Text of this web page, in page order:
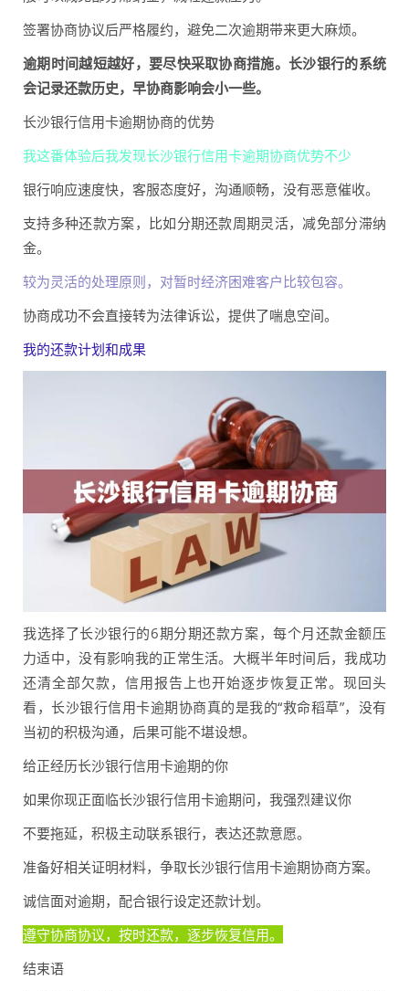
签署协商协议后严格履约，避免二次逾期带来更大麻烦。
逾期时间越短越好，要尽快采取协商措施。长沙银行的系统
会记录还款历史，早协商影响会小一些。
长沙银行信用卡逾期协商的优势
我这番体验后我发现长沙银行信用卡逾期协商优势不少
银行响应速度快，客服态度好，沟通顺畅，没有恶意催收。
支持多种还款方案，比如分期还款周期灵活，减免部分滞纳
金。
较为灵活的处理原则，对暂时经济困难客户比较包容。
协商成功不会直接转为法律诉讼，提供了喘息空间。
我的还款计划和成果
我选择了长沙银行的6期分期还款方案，每个月还款金额压
力适中，没有影响我的正常生活。大概半年时间后，我成功
还清全部欠款，信用报告上也开始逐步恢复正常。现回头
看，长沙银行信用卡逾期协商真的是我的“救命稻草”，没有
当初的积极沟通，后果可能不堪设想。
给正经历长沙银行信用卡逾期的你
如果你现正面临长沙银行信用卡逾期问，我强烈建议你
不要拖延，积极主动联系银行，表达还款意愿。
准备好相关证明材料，争取长沙银行信用卡逾期协商方案。
诚信面对逾期，配合银行设定还款计划。
遵守协商协议，按时还款，逐步恢复信用。
结束语